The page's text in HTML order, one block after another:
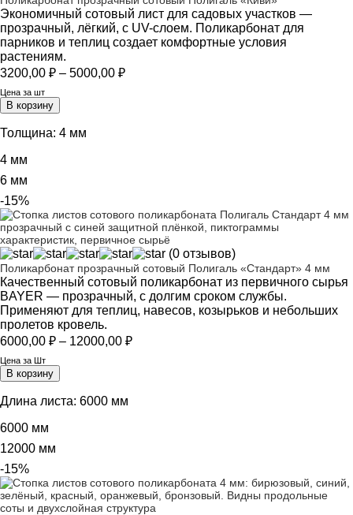
Экономичный сотовый лист для садовых участков —
прозрачный, лёгкий, с UV-слоем. Поликарбонат для
парников и теплиц создает комфортные условия
растениям.
3200,00 ₽ – 5000,00 ₽Диапазон
Цена за шт
В корзину
Толщина: 4 мм
4 мм
6 мм
-15%
(0 отзывов)
Поликарбонат прозрачный сотовый Полигаль «Стандарт» 4 мм
Качественный сотовый поликарбонат из первичного сырья
BAYER — прозрачный, с долгим сроком службы.
Применяют для теплиц, навесов, козырьков и небольших
пролетов кровель.
6000,00 ₽ – 12000,00 ₽Диапазон
Цена за Шт
В корзину
Длина листа: 6000 мм
6000 мм
12000 мм
-15%